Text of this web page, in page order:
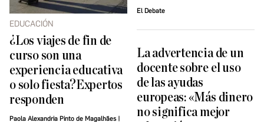
EDUCACIÓN
¿Los viajes de fin de
curso son una
experiencia educativa
o solo fiesta?Expertos
responden
Paola Alexandria Pinto de Magalhães |
El Debate
La advertencia de un
docente sobre el uso
de las ayudas
europeas: «Más dinero
no significa mejor